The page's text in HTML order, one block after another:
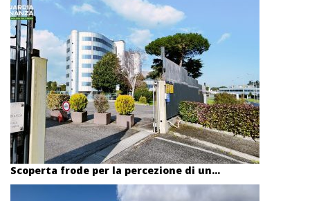
Scoperta frode per la percezione di un...